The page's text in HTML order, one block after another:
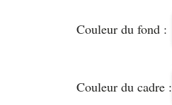
Couleur du fond :
Couleur du cadre :